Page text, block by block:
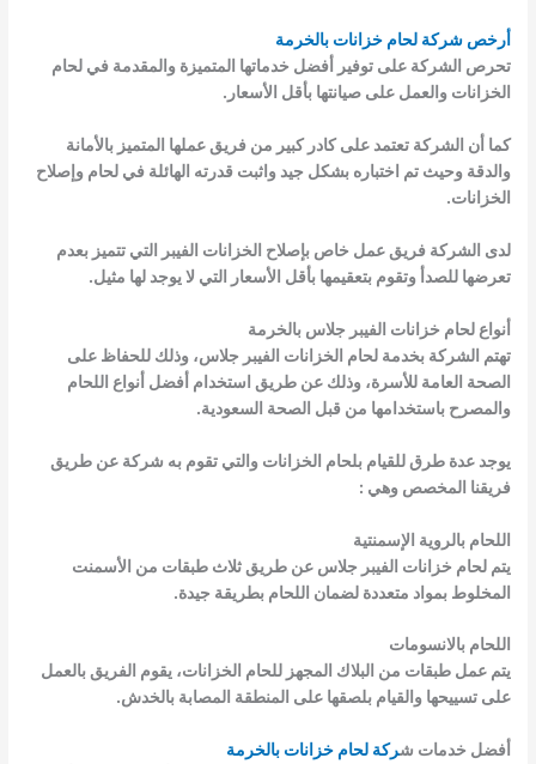
أرخص شركة لحام خزانات بالخرمة
تحرص الشركة على توفير أفضل خدماتها المتميزة والمقدمة في لحام
الخزانات والعمل على صيانتها بأقل الأسعار.
كما أن الشركة تعتمد على كادر كبير من فريق عملها المتميز بالأمانة
والدقة وحيث تم اختباره بشكل جيد واثبت قدرته الهائلة في لحام وإصلاح
الخزانات.
لدى الشركة فريق عمل خاص بإصلاح الخزانات الفيبر التي تتميز بعدم
تعرضها للصدأ وتقوم بتعقيمها بأقل الأسعار التي لا يوجد لها مثيل.
أنواع لحام خزانات الفيبر جلاس بالخرمة
تهتم الشركة بخدمة لحام الخزانات الفيبر جلاس، وذلك للحفاظ على
الصحة العامة للأسرة، وذلك عن طريق استخدام أفضل أنواع اللحام
والمصرح باستخدامها من قبل الصحة السعودية.
يوجد عدة طرق للقيام بلحام الخزانات والتي تقوم به شركة عن طريق
فريقنا المخصص وهي :
اللحام بالروية الإسمنتية
يتم لحام خزانات الفيبر جلاس عن طريق ثلاث طبقات من الأسمنت
المخلوط بمواد متعددة لضمان اللحام بطريقة جيدة.
اللحام بالانسومات
يتم عمل طبقات من البلاك المجهز للحام الخزانات، يقوم الفريق بالعمل
على تسييحها والقيام بلصقها على المنطقة المصابة بالخدش.
أفضل خدمات شركة لحام خزانات بالخرمة